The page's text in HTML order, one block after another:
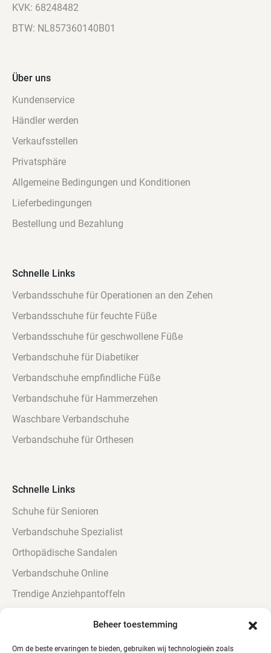
Beheer toestemming
Om de beste ervaringen te bieden, gebruiken wij technologieën zoals
KVK: 68248482
BTW: NL857360140B01
Über uns
Kundenservice
Händler werden
Verkaufsstellen
Privatsphäre
Allgemeine Bedingungen und Konditionen
Lieferbedingungen
Bestellung und Bezahlung
Schnelle Links
Verbandsschuhe für Operationen an den Zehen
Verbandsschuhe für feuchte Füße
Verbandsschuhe für geschwollene Füße
Verbandschuhe für Diabetiker
Verbandschuhe empfindliche Füße
Verbandschuhe für Hammerzehen
Waschbare Verbandschuhe
Verbandschuhe für Orthesen
Schnelle Links
Schuhe für Senioren
Verbandschuhe Spezialist
Orthopädische Sandalen
Verbandschuhe Online
Trendige Anziehpantoffeln